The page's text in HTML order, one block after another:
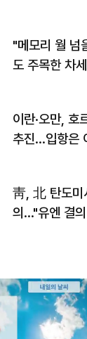
"메모리 월 넘
도 주목한 차
이란·오만, 호
추진…입항은
靑, 北 탄도미
의…"유엔 결